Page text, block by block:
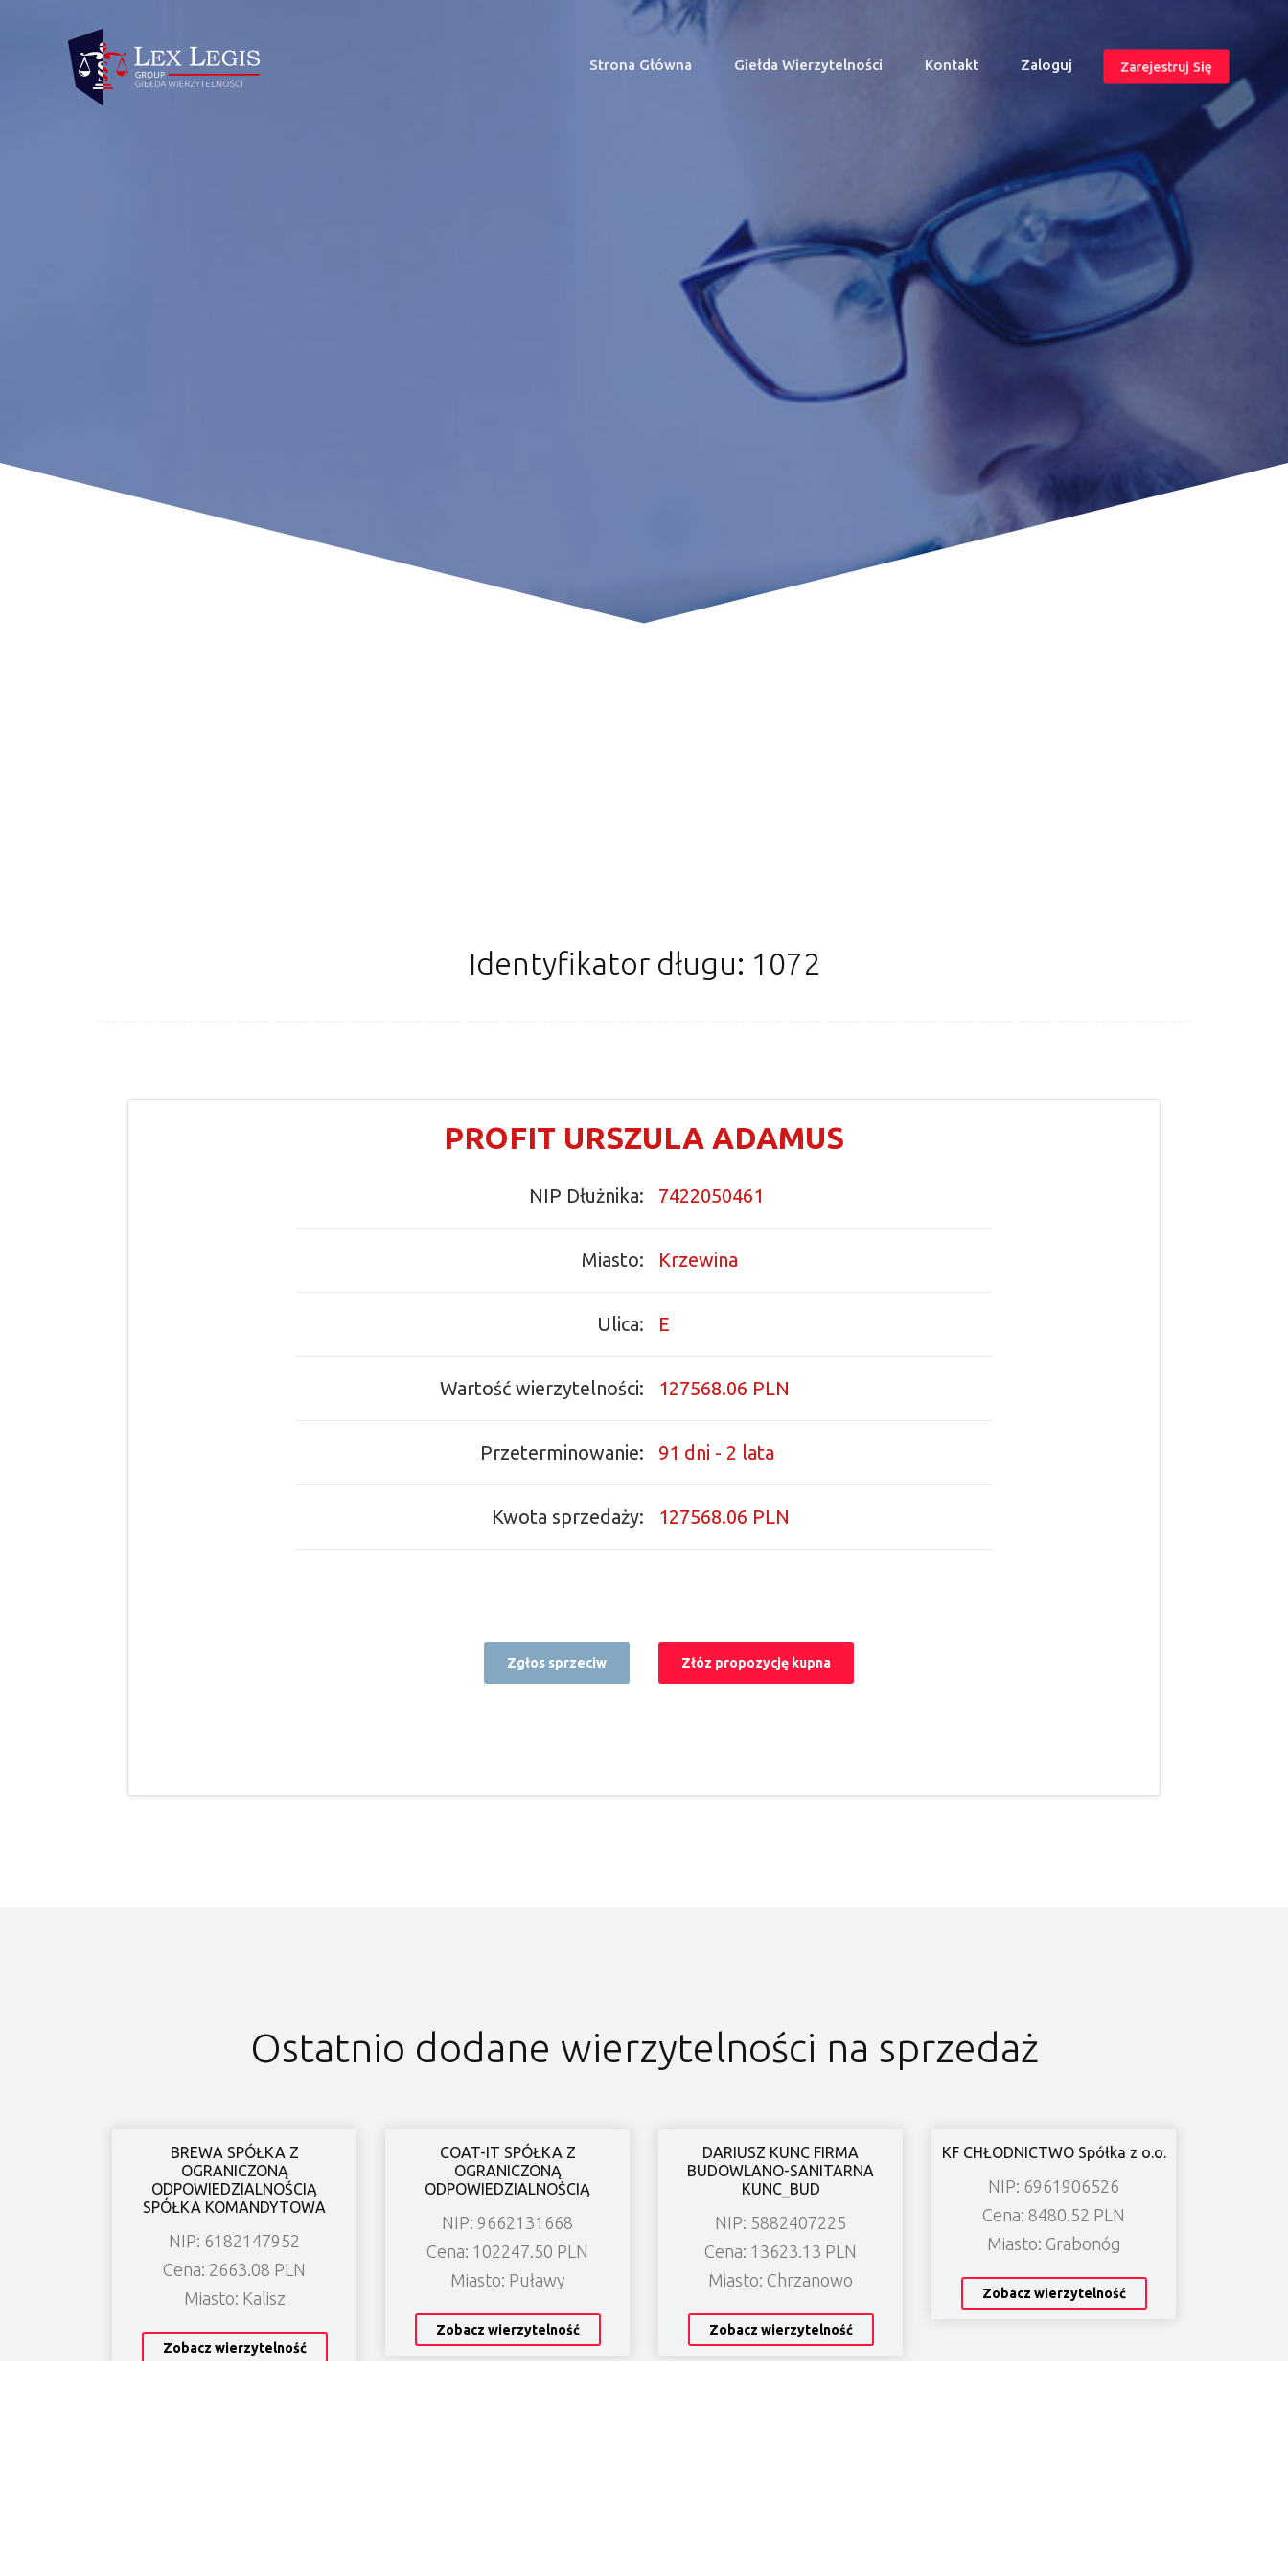
Strona Główna (current)
Giełda Wierzytelności Kontakt Zaloguj Zarejestruj Się
Identyfikator długu: 1072
PROFIT URSZULA ADAMUS
NIP Dłużnika: 7422050461
Miasto: Krzewina
Ulica: E
Wartość wierzytelności: 127568.06 PLN
Przeterminowanie: 91 dni - 2 lata
Kwota sprzedaży: 127568.06 PLN
Zgłos sprzeciw Złóz propozycję kupna
Ostatnio dodane wierzytelności na sprzedaż
BREWA SPÓŁKA Z
OGRANICZONĄ
ODPOWIEDZIALNOŚCIĄ
SPÓŁKA KOMANDYTOWA
NIP: 6182147952
Cena: 2663.08 PLN
Miasto: Kalisz
Zobacz wierzytelność
COAT-IT SPÓŁKA Z
OGRANICZONĄ
ODPOWIEDZIALNOŚCIĄ
NIP: 9662131668
Cena: 102247.50 PLN
Miasto: Puławy
Zobacz wierzytelność
DARIUSZ KUNC FIRMA
BUDOWLANO-SANITARNA
KUNC_BUD
NIP: 5882407225
Cena: 13623.13 PLN
Miasto: Chrzanowo
Zobacz wierzytelność
KF CHŁODNICTWO Spółka z o.o.
NIP: 6961906526
Cena: 8480.52 PLN
Miasto: Grabonóg
Zobacz wierzytelność